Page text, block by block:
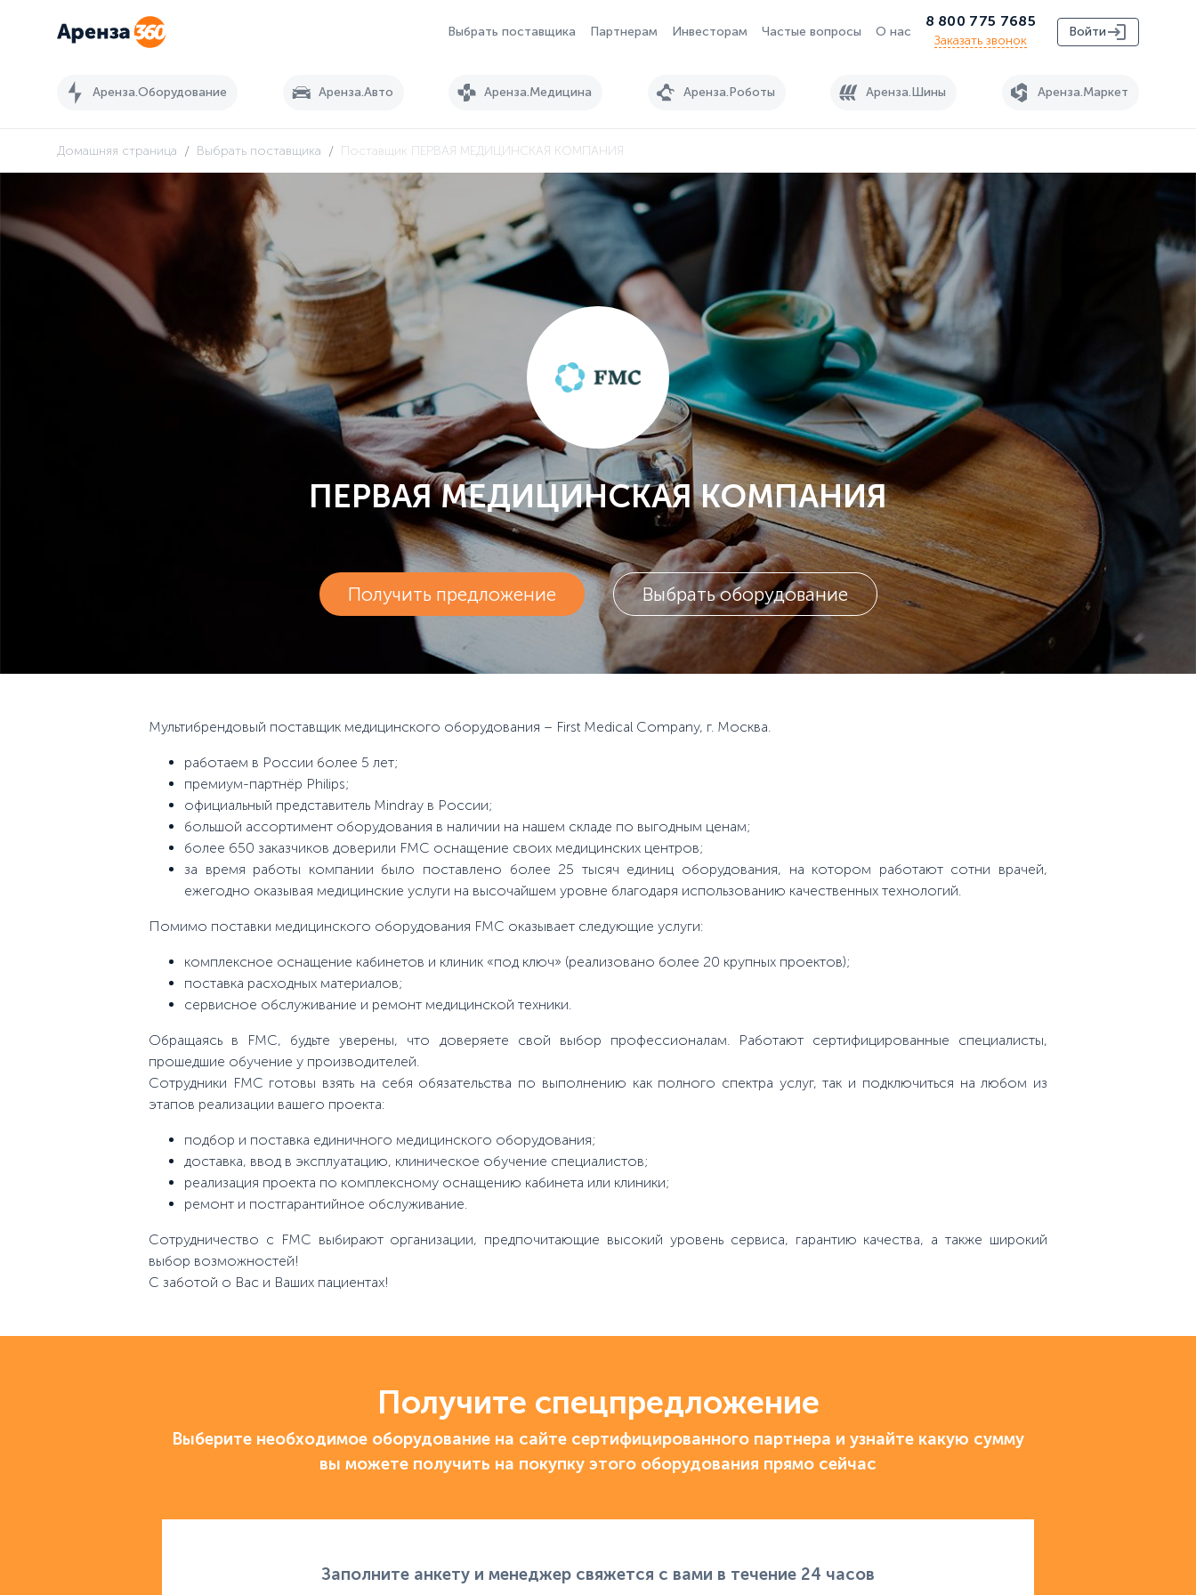
Выбрать поставщика Партнерам Инвесторам Частые вопросы О нас
8 800 775 7685
Заказать звонок
Войти
Аренза.Оборудование Аренза.Авто Аренза.Медицина Аренза.Роботы Аренза.Шины Аренза.Маркет
Домашняя страница / Выбрать поставщика / Поставщик ПЕРВАЯ МЕДИЦИНСКАЯ КОМПАНИЯ
ПЕРВАЯ МЕДИЦИНСКАЯ КОМПАНИЯ
Получить предложение Выбрать оборудование
Мультибрендовый поставщик медицинского оборудования – First Medical Company, г. Москва.
работаем в России более 5 лет;
премиум-партнёр Philips;
официальный представитель Mindray в России;
большой ассортимент оборудования в наличии на нашем складе по выгодным ценам;
более 650 заказчиков доверили FMC оснащение своих медицинских центров;
за время работы компании было поставлено более 25 тысяч единиц оборудования, на котором работают сотни врачей,
ежегодно оказывая медицинские услуги на высочайшем уровне благодаря использованию качественных технологий.
Помимо поставки медицинского оборудования FMC оказывает следующие услуги:
комплексное оснащение кабинетов и клиник «под ключ» (реализовано более 20 крупных проектов);
поставка расходных материалов;
сервисное обслуживание и ремонт медицинской техники.
Обращаясь в FMC, будьте уверены, что доверяете свой выбор профессионалам. Работают сертифицированные специалисты,
прошедшие обучение у производителей.
Сотрудники FMC готовы взять на себя обязательства по выполнению как полного спектра услуг, так и подключиться на любом из
этапов реализации вашего проекта:
подбор и поставка единичного медицинского оборудования;
доставка, ввод в эксплуатацию, клиническое обучение специалистов;
реализация проекта по комплексному оснащению кабинета или клиники;
ремонт и постгарантийное обслуживание.
Сотрудничество с FMC выбирают организации, предпочитающие высокий уровень сервиса, гарантию качества, а также широкий
выбор возможностей!
С заботой о Вас и Ваших пациентах!
Получите спецпредложение
Выберите необходимое оборудование на сайте сертифицированного партнера и узнайте какую сумму
вы можете получить на покупку этого оборудования прямо сейчас
Заполните анкету и менеджер свяжется с вами в течение 24 часов